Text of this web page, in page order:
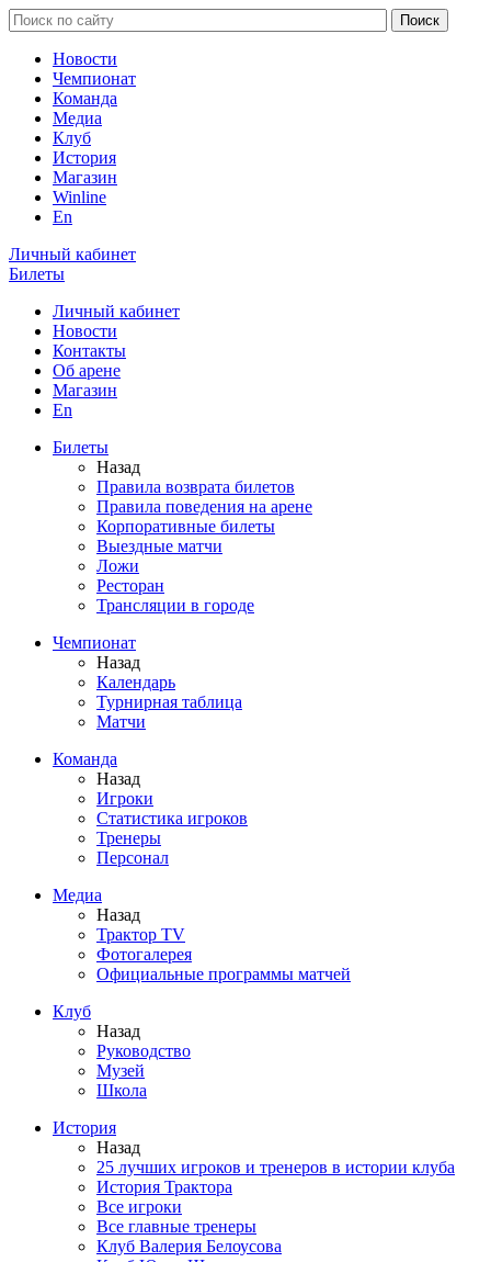
Новости
Чемпионат
Команда
Медиа
Клуб
История
Магазин
Winline
En
Личный кабинет
Билеты
Личный кабинет
Новости
Контакты
Об арене
Магазин
En
Билеты
Назад
Правила возврата билетов
Правила поведения на арене
Корпоративные билеты
Выездные матчи
Ложи
Ресторан
Трансляции в городе
Чемпионат
Назад
Календарь
Турнирная таблица
Матчи
Команда
Назад
Игроки
Статистика игроков
Тренеры
Персонал
Медиа
Назад
Трактор TV
Фотогалерея
Официальные программы матчей
Клуб
Назад
Руководство
Музей
Школа
История
Назад
25 лучших игроков и тренеров в истории клуба
История Трактора
Все игроки
Все главные тренеры
Клуб Валерия Белоусова